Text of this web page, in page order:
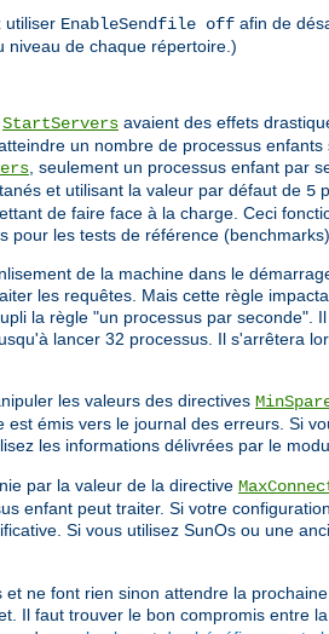
utiliser EnableSendfile off afin de
niveau de chaque répertoire.)
StartServers avaient des effets
un nombre de processus
, seulement un processus enfant par
et utilisant la valeur par défaut de 5
de faire face à la charge. Ceci
les tests de référence
de la machine dans le
les requêtes. Mais cette règle
la règle "un processus par seconde".
lancer 32 processus. Il s'arrêtera
les valeurs des directives
émis vers le journal des erreurs. Si
les informations délivrées par le
par la valeur de la directive
enfant peut traiter. Si votre
Si vous utilisez SunOs ou une
ne font rien sinon attendre la
Il faut trouver le bon compromis entre